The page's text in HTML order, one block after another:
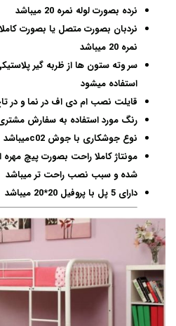
نرده بصورت لوله نمره 20 میباشد
نردبان بصورت متصل یا بصورت
نمره 20 میباشد
سر وته ستون ها از ظربه گیر
استفاده میشود
قایلت نصب ام دی اف در نما و در
رنگ مورد استفاده به سفارش
نوع جوشکاری با جوش c02میباشد
مونتاژ کاملا راحت بصورت پیچ
شده و سبب نصب راحت تر میباشد
دارای 5 پل با پروفیل 20*20 میباشد